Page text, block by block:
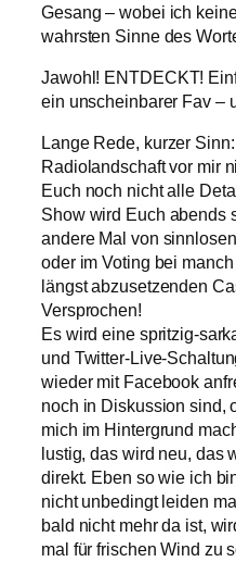
Gesang – wobei ich
wahrsten Sinne des
Jawohl! ENTDECKT!
ein unscheinbarer Fav –
Lange Rede, kurzer
Radiolandschaft vor mir
Euch noch nicht alle
Show wird Euch abends
andere Mal von
oder im Voting bei
längst abzusetzenden
Versprochen!
Es wird eine spritzig-
und Twitter-Live-
wieder mit Facebook
noch in Diskussion sind,
mich im Hintergrund
lustig, das wird neu, das
direkt. Eben so wie ich
nicht unbedingt leiden
bald nicht mehr da ist,
mal für frischen Wind zu